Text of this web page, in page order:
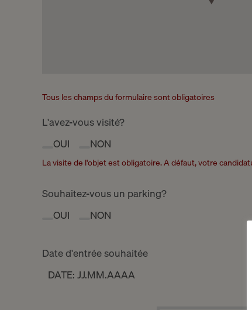
Tous les champs du formulaire sont obligatoires
L'avez-vous visité?
OUI
NON
La visite de l'objet est obligatoire. A défaut, votre
Souhaitez-vous un parking?
OUI
NON
Date d'entrée souhaitée